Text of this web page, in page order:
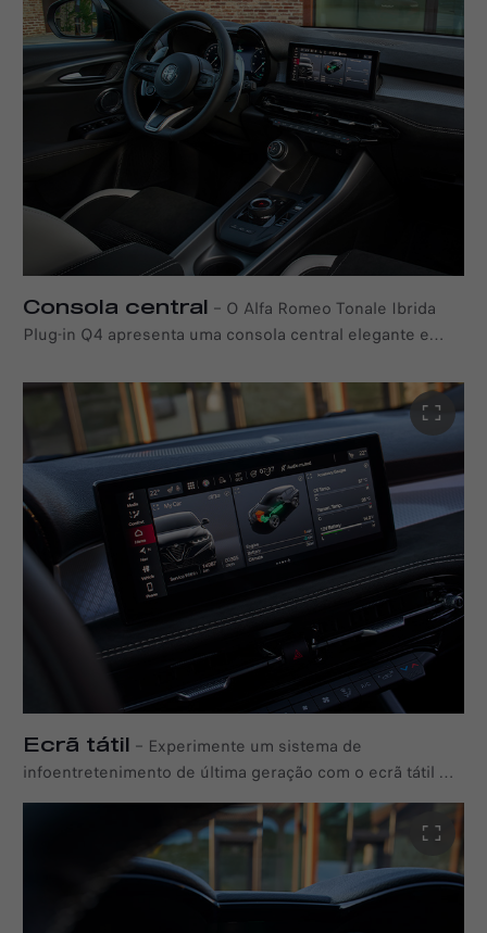
do habitáculo. Costuras contrastantes fluem pelo painel,
painéis das portas e apoio de braço, criando uma
sensação de continuidade visual. O conforto está
presente em cada detalhe, com ajustes elétricos
avançados, requinte lombar de apoio e aquecimento e
ventilação que proporcionam uma experiência tranquila e
Consola central – O Alfa Romeo Tonale Ibrida
Plug-in Q4 apresenta uma consola central elegante e
mudança de velocidades que realça ainda mais o aspeto
refinado e de alta tecnologia do interior.
Ecrã tátil – Experimente um sistema de
infoentretenimento de última geração com o ecrã tátil HD
de 10,25 polegadas com espelhamento sem fios graças
ao Apple CarPlay e ao Android Auto™. Com a sua
interface semelhante à de um smartphone, o sistema de
infoentretenimento do Tonale é personalizável com
widgets que podem ser ajustados usando um sistema